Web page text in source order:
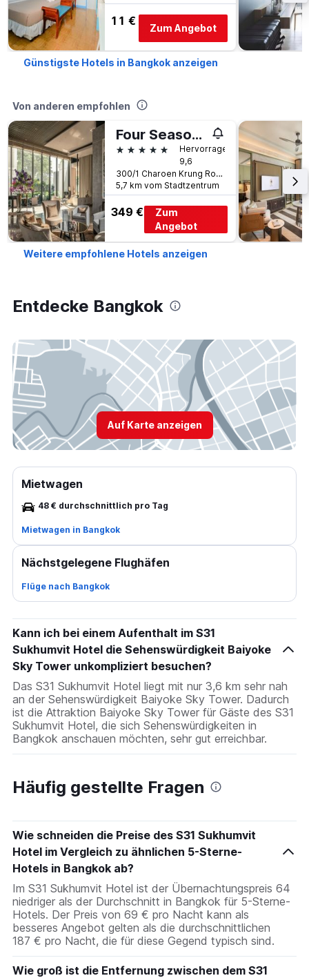
11 €
Zum Angebot
Günstigste Hotels in Bangkok anzeigen
Von anderen empfohlen
Four Seasons Hotel Bangkok at Chao Phraya River
5 Sterne
Hervorragend
9,6
300/1 Charoen Krung Road, Sathorn, Bangkok, Thailand
5,7 km vom Stadtzentrum
349 €
Zum
Angebot
Weitere empfohlene Hotels anzeigen
Entdecke Bangkok
Auf Karte anzeigen
Mietwagen
48 € durchschnittlich pro Tag
Mietwagen in Bangkok
Nächstgelegene Flughäfen
Flüge nach Bangkok
Kann ich bei einem Aufenthalt im S31
Sukhumvit Hotel die Sehenswürdigkeit Baiyoke
Sky Tower unkompliziert besuchen?
Das S31 Sukhumvit Hotel liegt mit nur 3,6 km sehr nah
an der Sehenswürdigkeit Baiyoke Sky Tower. Dadurch
ist die Attraktion Baiyoke Sky Tower für Gäste des S31
Sukhumvit Hotel, die sich Sehenswürdigkeiten in
Bangkok anschauen möchten, sehr gut erreichbar.
Häufig gestellte Fragen
Wie schneiden die Preise des S31 Sukhumvit
Hotel im Vergleich zu ähnlichen 5-Sterne-
Hotels in Bangkok ab?
Im S31 Sukhumvit Hotel ist der Übernachtungspreis 64
niedriger als der Durchschnitt in Bangkok für 5-Sterne-
Hotels. Der Preis von 69 € pro Nacht kann als
besseres Angebot gelten als die durchschnittlichen
187 € pro Nacht, die für diese Gegend typisch sind.
Wie groß ist die Entfernung zwischen dem S31